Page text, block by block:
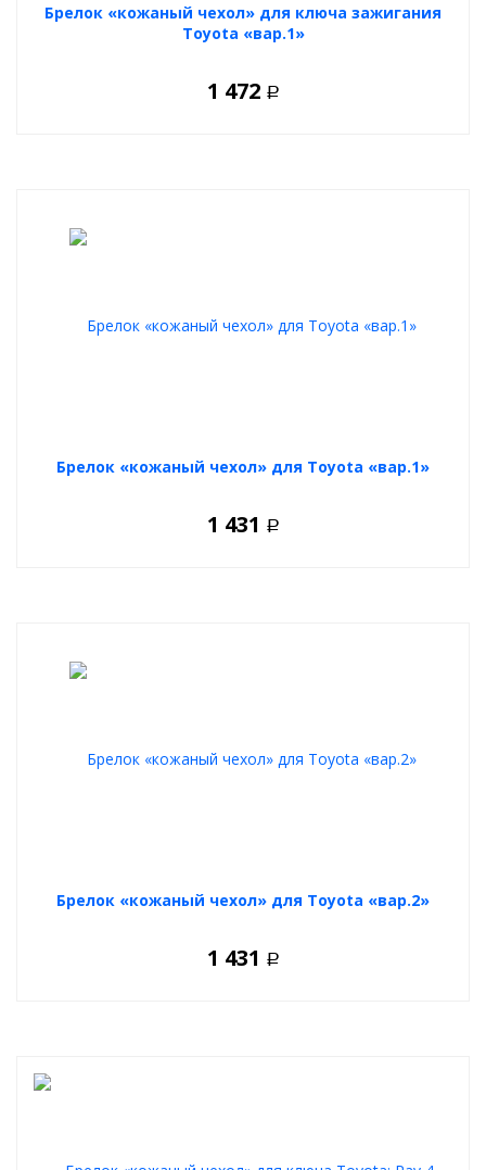
Брелок «кожаный чехол» для ключа зажигания
Toyota «вар.1»
1 472 Р
Брелок «кожаный чехол» для Toyota «вар.1»
1 431 Р
Брелок «кожаный чехол» для Toyota «вар.2»
1 431 Р